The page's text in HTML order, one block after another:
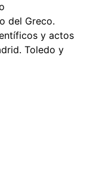
del Greco.
y actos
Toledo y